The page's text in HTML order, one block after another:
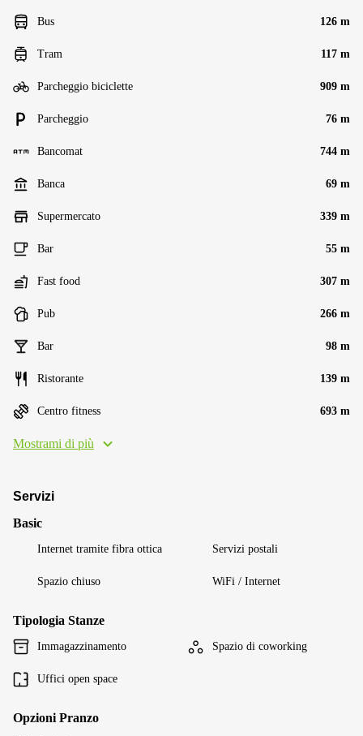
Bus 126 m
Tram 117 m
Parcheggio biciclette 909 m
Parcheggio 76 m
Bancomat 744 m
Banca 69 m
Supermercato 339 m
Bar 55 m
Fast food 307 m
Pub 266 m
Bar 98 m
Ristorante 139 m
Centro fitness 693 m
Mostrami di più
Servizi
Basic
Internet tramite fibra ottica Servizi postali
Spazio chiuso WiFi / Internet
Tipologia Stanze
Immagazzinamento Spazio di coworking
Uffici open space
Opzioni Pranzo